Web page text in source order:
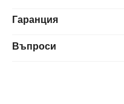
Гаранция
Въпроси